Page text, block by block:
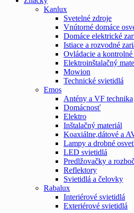
Kanlux
Svetelné zdroje
Vnútorné domáce
Domáce elektrické
Istiace a rozvodné
Ovládacie a kontrolné
Elektroinštalačný
Mowion
Technické svietidlá
Emos
Antény a VF technika
Domácnosť
Elektro
Inštalačný materiál
Koaxiálne,dátové a
Lampy a drobné
LED svietidlá
Predlžovačky a
Reflektory
Svietidlá a čelovky
Rabalux
Interiérové svietidlá
Exteriérové svietidlá